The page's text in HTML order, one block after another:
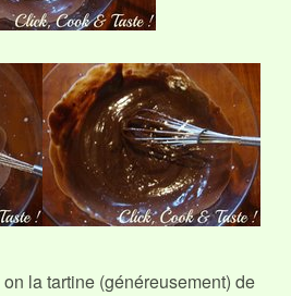
la tartine (généreusement) de